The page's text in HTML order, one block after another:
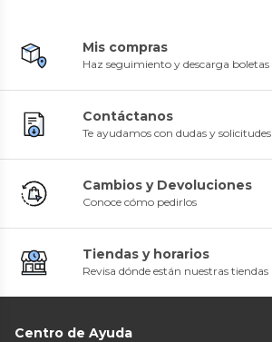
Mis compras
Haz seguimiento y descarga boletas
Contáctanos
Te ayudamos con dudas y solicitudes
Cambios y Devoluciones
Conoce cómo pedirlos
Tiendas y horarios
Revisa dónde están nuestras tiendas
Centro de Ayuda